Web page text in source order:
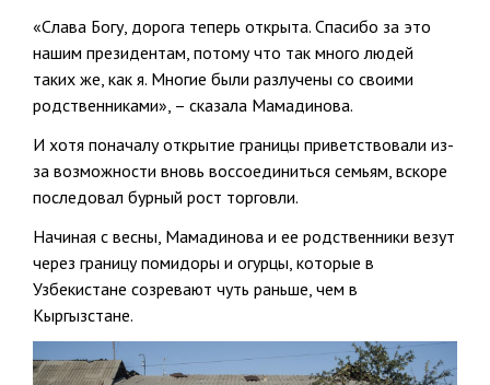
«Слава Богу, дорога теперь открыта. Спасибо за это
нашим президентам, потому что так много людей
таких же, как я. Многие были разлучены со своими
родственниками», – сказала Мамадинова.
И хотя поначалу открытие границы приветствовали из-
за возможности вновь воссоединиться семьям, вскоре
последовал бурный рост торговли.
Начиная с весны, Мамадинова и ее родственники везут
через границу помидоры и огурцы, которые в
Узбекистане созревают чуть раньше, чем в
Кыргызстане.